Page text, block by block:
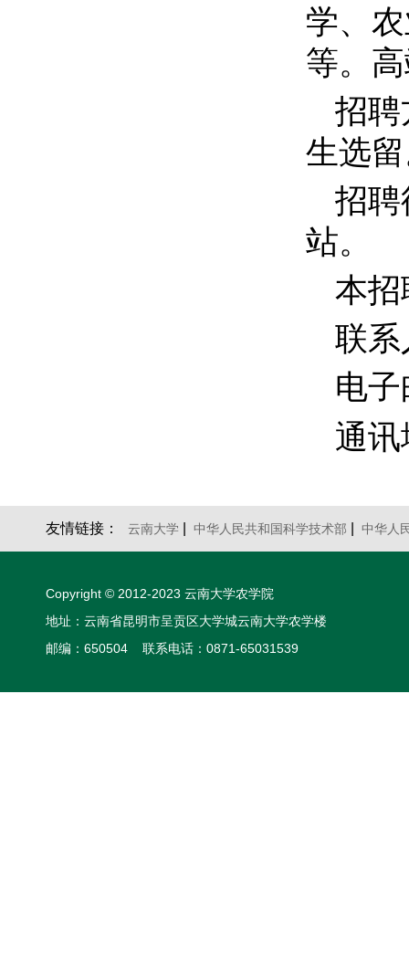
学、
等。
招聘
生选
招聘
站。
本招
联系
电
通
云南大学 中华人民共和国科学技术部 中华人
友情链接：
Copyright © 2012-2023 云南大学农学院
地址：云南省昆明市呈贡区大学城云南大学农学楼
邮编：650504 联系电话：0871-65031539